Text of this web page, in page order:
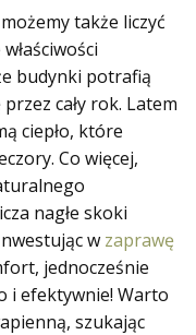
także liczyć
budynki potrafią
cały rok. Latem
ciepło, które
Co więcej,
nagłe skoki
w zaprawę
jednocześnie
i efektywnie! Warto
szukając